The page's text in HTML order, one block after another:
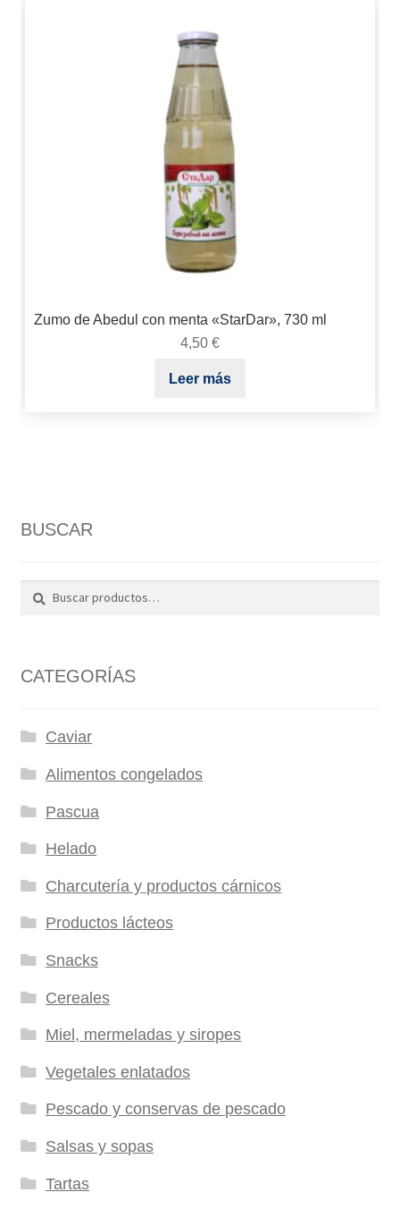
Zumo de Abedul con menta «StarDar», 730 ml
4,50 €
Leer más
BUSCAR
Buscar
CATEGORÍAS
Caviar
Alimentos congelados
Pascua
Helado
Charcutería y productos cárnicos
Productos lácteos
Snacks
Cereales
Miel, mermeladas y siropes
Vegetales enlatados
Pescado y conservas de pescado
Salsas y sopas
Tartas